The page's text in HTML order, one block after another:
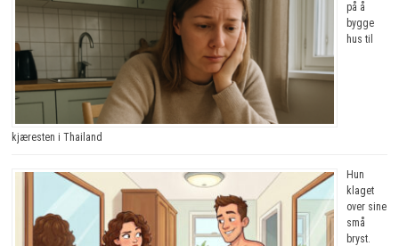
på å
bygge
hus til
kjæresten i Thailand
Hun
klaget
over sine
små
bryst.